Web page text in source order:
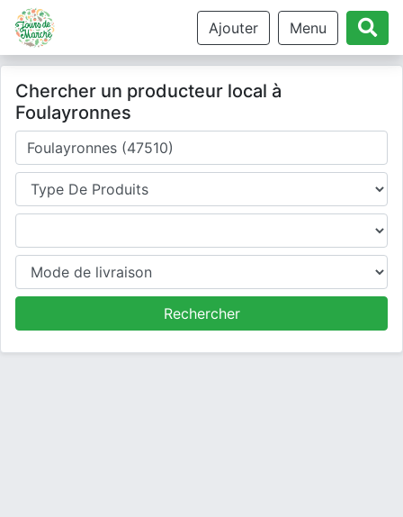
Ajouter Menu
Chercher un producteur local à
Foulayronnes
Où cherchez-vous un producteur ?
Type de produits
Produits
Mode de livraison
Rechercher